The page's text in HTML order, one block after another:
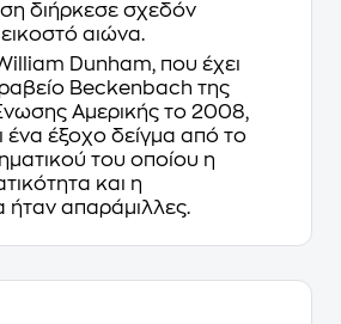
διήρκεσε σχεδόν
αιώνα.
Dunham, που έχει
Beckenbach της
Αμερικής το 2008,
ένα έξοχο δείγμα από το
του οποίου η
και η
ήταν απαράμιλλες.